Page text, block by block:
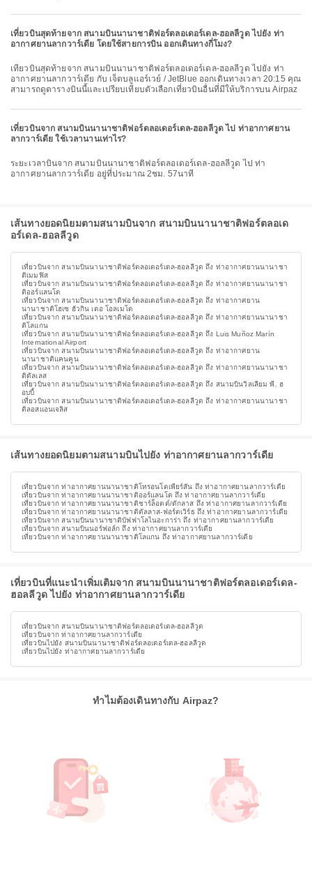
เที่ยวบินสุดท้ายจาก สนามบินนานาชาติฟอร์ตลอเดอร์เดล-ฮอลลีวูด ไปยัง ท่า
อากาศยานลากวาร์เดีย โดยใช้สายการบิน ออกเดินทางกี่โมง?
เที่ยวบินสุดท้ายจาก สนามบินนานาชาติฟอร์ตลอเดอร์เดล-ฮอลลีวูด ไปยัง ท่า
อากาศยานลากวาร์เดีย กับ เจ็ตบลูแอร์เวย์ / JetBlue ออกเดินทางเวลา 20:15 คุณ
สามารถดูตารางบินนี้และเปรียบเทียบตัวเลือกเที่ยวบินอื่นที่มีให้บริการบน Airpaz
เที่ยวบินจาก สนามบินนานาชาติฟอร์ตลอเดอร์เดล-ฮอลลีวูด ไป ท่าอากาศยาน
ลากวาร์เดีย ใช้เวลานานเท่าไร?
ระยะเวลาบินจาก สนามบินนานาชาติฟอร์ตลอเดอร์เดล-ฮอลลีวูด ไป ท่า
อากาศยานลากวาร์เดีย อยู่ที่ประมาณ 2ชม. 57นาที
เส้นทางยอดนิยมตามสนามบินจาก สนามบินนานาชาติฟอร์ตลอเด
อร์เดล-ฮอลลีวูด
เที่ยวบินจาก สนามบินนานาชาติฟอร์ตลอเดอร์เดล-ฮอลลีวูด ถึง ท่าอากาศยานนานาชา
ติเมมฟิส
เที่ยวบินจาก สนามบินนานาชาติฟอร์ตลอเดอร์เดล-ฮอลลีวูด ถึง ท่าอากาศยานนานาชา
ติออร์แลนโด
เที่ยวบินจาก สนามบินนานาชาติฟอร์ตลอเดอร์เดล-ฮอลลีวูด ถึง ท่าอากาศยาน
นานาชาติโฮเซ ฮัวกิน เดอ โอลเมโด
เที่ยวบินจาก สนามบินนานาชาติฟอร์ตลอเดอร์เดล-ฮอลลีวูด ถึง ท่าอากาศยานนานาชา
ติโลแกน
เที่ยวบินจาก สนามบินนานาชาติฟอร์ตลอเดอร์เดล-ฮอลลีวูด ถึง Luis Muñoz Marín
International Airport
เที่ยวบินจาก สนามบินนานาชาติฟอร์ตลอเดอร์เดล-ฮอลลีวูด ถึง ท่าอากาศยาน
นานาชาติแคนคูน
เที่ยวบินจาก สนามบินนานาชาติฟอร์ตลอเดอร์เดล-ฮอลลีวูด ถึง ท่าอากาศยานนานาชา
ติดัลเลส
เที่ยวบินจาก สนามบินนานาชาติฟอร์ตลอเดอร์เดล-ฮอลลีวูด ถึง สนามบินวิลเลียม พี. ฮ
อบบี้
เที่ยวบินจาก สนามบินนานาชาติฟอร์ตลอเดอร์เดล-ฮอลลีวูด ถึง ท่าอากาศยานนานาชา
ติลอสแอนเจลิส
เส้นทางยอดนิยมตามสนามบินไปยัง ท่าอากาศยานลากวาร์เดีย
เที่ยวบินจาก ท่าอากาศยานนานาชาติโทรอนโตเพียร์สัน ถึง ท่าอากาศยานลากวาร์เดีย
เที่ยวบินจาก ท่าอากาศยานนานาชาติออร์แลนโด ถึง ท่าอากาศยานลากวาร์เดีย
เที่ยวบินจาก ท่าอากาศยานนานาชาติชาร์ล็อตต์/ดักลาส ถึง ท่าอากาศยานลากวาร์เดีย
เที่ยวบินจาก ท่าอากาศยานนานาชาติดัลลาส-ฟอร์ตเวิร์ธ ถึง ท่าอากาศยานลากวาร์เดีย
เที่ยวบินจาก สนามบินนานาชาติบัฟฟาโลไนอะการ่า ถึง ท่าอากาศยานลากวาร์เดีย
เที่ยวบินจาก สนามบินนอร์ฟอล์ก ถึง ท่าอากาศยานลากวาร์เดีย
เที่ยวบินจาก ท่าอากาศยานนานาชาติโลแกน ถึง ท่าอากาศยานลากวาร์เดีย
เที่ยวบินที่แนะนำเพิ่มเติมจาก สนามบินนานาชาติฟอร์ตลอเดอร์เดล-
ฮอลลีวูด ไปยัง ท่าอากาศยานลากวาร์เดีย
เที่ยวบินจาก สนามบินนานาชาติฟอร์ตลอเดอร์เดล-ฮอลลีวูด
เที่ยวบินจาก ท่าอากาศยานลากวาร์เดีย
เที่ยวบินไปยัง สนามบินนานาชาติฟอร์ตลอเดอร์เดล-ฮอลลีวูด
เที่ยวบินไปยัง ท่าอากาศยานลากวาร์เดีย
ทำไมต้องเดินทางกับ Airpaz?